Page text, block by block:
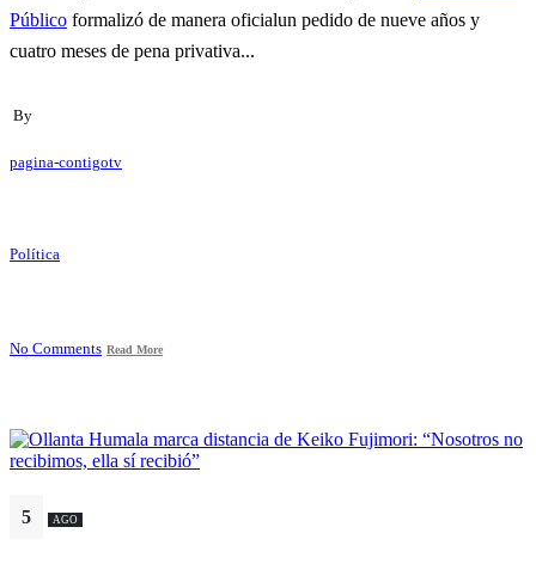
Público formalizó de manera oficialun pedido de nueve años y
cuatro meses de pena privativa...
By
pagina-contigotv
Política
No Comments Read More
5 AGO